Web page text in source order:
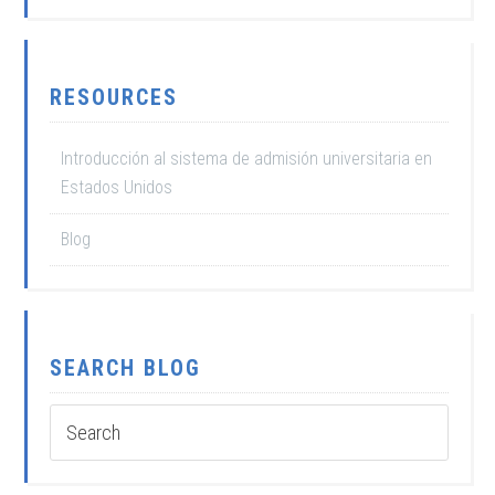
RESOURCES
Introducción al sistema de admisión universitaria en
Estados Unidos
Blog
SEARCH BLOG